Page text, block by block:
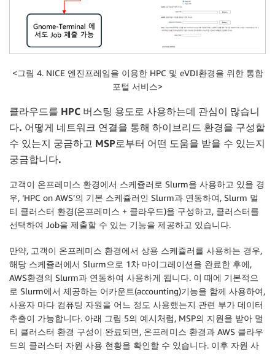
<그림 4. NICE 엔진프레임을 이용한 HPC 및 eVDI환경을 위한 통합
포털 서비스>
클라우드를 HPC 버스팅 용도로 사용하는데 관심이 많습니
다. 어떻게 네트워크 연결을 통해 하이브리드 환경을 구성할
수 있는지 궁금하고 MSP로부터 어떤 도움을 받을 수 있는지
궁금합니다.
고객이 온프레미스 환경에서 스케쥴러로 Slurm을 사용하고 있을 경
우, ‘HPC on AWS’의 기본 스케쥴러인 Slurm과 연동하여, Slurm 멀
티 클러스터 환경(온프레미스 + 클라우드)을 구성하고, 클러스터를
선택하여 Job을 제출할 수 있는 기능을 제공하고 있습니다.
만약, 고객이 온프레미스 환경에서 상용 스케쥴러를 사용하는 경우,
해당 스케쥴러에서 Slurm으로 1차 마이그레이션을 완료한 후에,
AWS환경의 Slurm과 연동하여 사용하게 됩니다. 이 때에 기본적으
로 Slurm에서 제공하는 어카운트(accounting)기능을 함께 사용하여,
사용자 마다 컴퓨팅 자원을 어느 정도 사용했는지 관련 부가 데이터
추출이 가능합니다. 아래 그림 5의 예시처럼, MSP의 지원을 받아 멀
티 클러스터 환경 구성이 완료되면, 온프레미스 환경과 AWS 클라우
드의 클러스터 자원 사용 현황을 확인할 수 있습니다. 이후 자원 사